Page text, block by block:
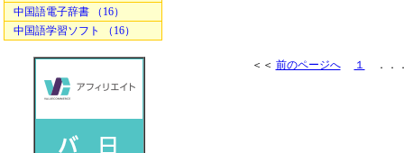
中国語電子辞書 （16）
中国語学習ソフト （16）
＜＜ 前のページへ １ ．